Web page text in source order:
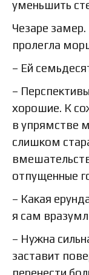
уменьшить
Чезаре
пролегла
– Ей
–
хорошие. К
в упрямстве
слишком
отпущенные
– Какая
я сам
– Нужна
заставит